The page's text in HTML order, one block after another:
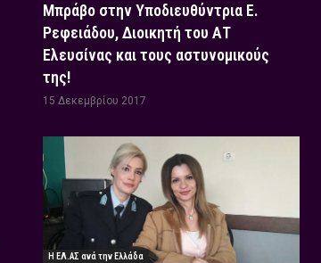
Μπράβο στην Υποδιευθύντρια Ε.
Ρεφειάδου, Διοικητή του ΑΤ
Ελευσίνας και τους αστυνομικούς
της!
15 Δεκεμβρίου 2017
Η ΕΛ.ΑΣ ανά την Ελλάδα